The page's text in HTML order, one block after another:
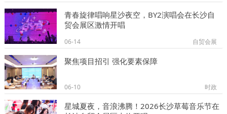
青春旋律唱响星沙夜空，BY2演唱会在长沙自
贸会展区激情开唱
06-14 自贸会展
聚焦项目招引 强化要素保障
06-10 时政
星城夏夜，音浪沸腾！2026长沙草莓音乐节在